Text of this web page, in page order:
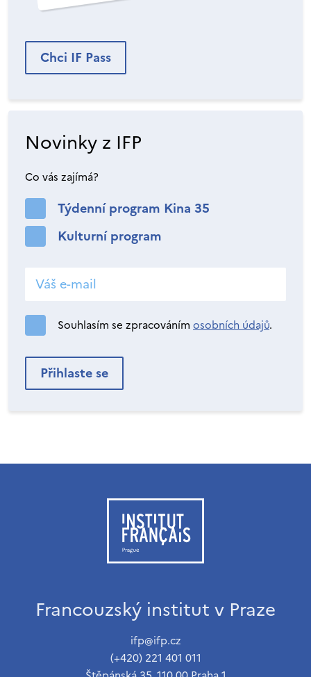
Chci IF Pass
Novinky z IFP
Co vás zajímá?
Týdenní program Kina 35
Kulturní program
Souhlasím se zpracováním osobních údajů.
Francouzský institut v Praze
ifp@ifp.cz
(+420) 221 401 011